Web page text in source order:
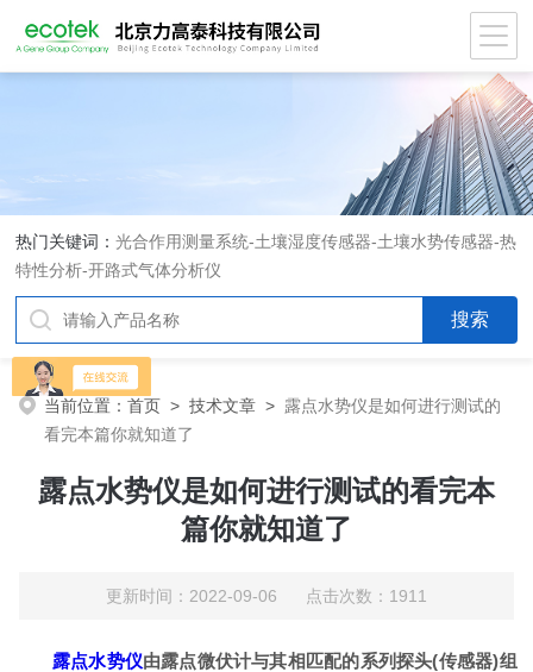
热门关键词：光合作用测量系统-土壤湿度传感器-土壤水势传感器-热
特性分析-开路式气体分析仪
当前位置：首页 >技术文章 > 露点水势仪是如何进行测试的
看完本篇你就知道了
露点水势仪是如何进行测试的看完本
篇你就知道了
更新时间：2022-09-06 点击次数：1911
露点水势仪由露点微伏计与其相匹配的系列探头(传感器)组